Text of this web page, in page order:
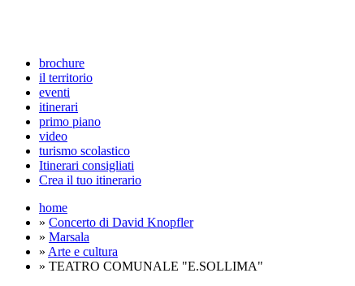
brochure
il territorio
eventi
itinerari
primo piano
video
turismo scolastico
Itinerari consigliati
Crea il tuo itinerario
home
» Concerto di David Knopfler
» Marsala
» Arte e cultura
» TEATRO COMUNALE "E.SOLLIMA"